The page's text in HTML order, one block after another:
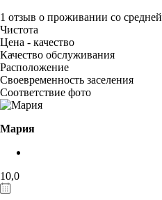
1 отзыв о проживании со
Чистота
Цена - качество
Качество обслуживания
Расположение
Своевременность заселения
Соответствие фото
Мария
10,0